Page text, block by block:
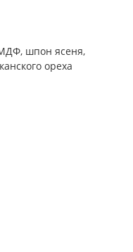
шпон ясеня,
ореха